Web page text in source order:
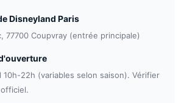
Disneyland Paris
77700 Coupvray (entrée principale)
10h-22h (variables selon saison). Vérifier